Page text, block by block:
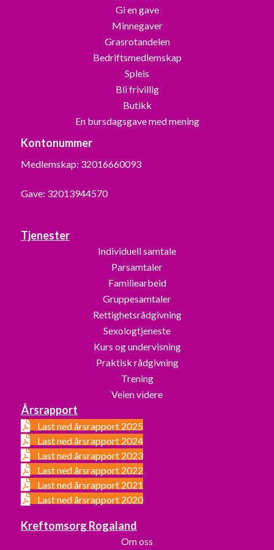
Gi en gave
Minnegaver
Grasrotandelen
Bedriftsmedlemskap
Spleis
Bli frivillig
Butikk
En bursdagsgave med mening
Kontonummer
Medlemskap: 32016660093
Gave: 32013944570
Tjenester
Individuell samtale
Parsamtaler
Familiearbeid
Gruppesamtaler
Rettighetsrådgivning
Sexologtjeneste
Kurs og undervisning
Praktisk rådgivning
Trening
Veien videre
Årsrapport
Last ned årsrapport 2025
Last ned årsrapport 2024
Last ned årsrapport 2023
Last ned årsrapport 2022
Last ned årsrapport 2021
Last ned årsrapport 2020
Kreftomsorg Rogaland
Om oss